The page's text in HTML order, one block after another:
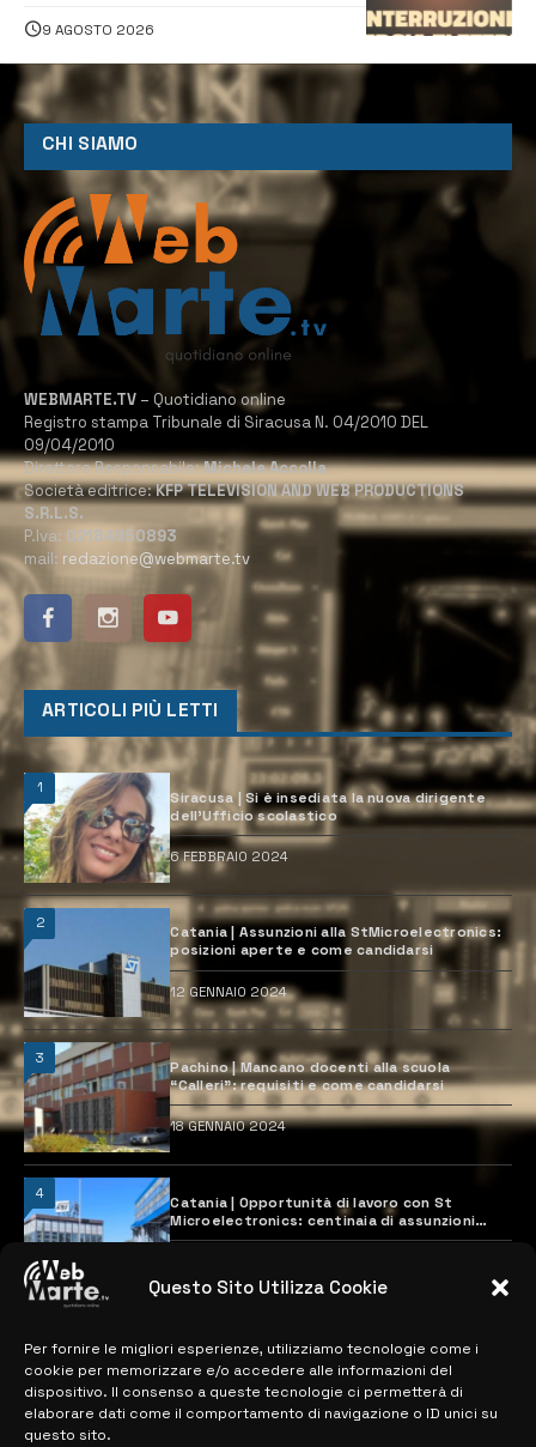
Questo Sito Utilizza Cookie
Per fornire le migliori esperienze, utilizziamo tecnologie come i
cookie per memorizzare e/o accedere alle informazioni del
dispositivo. Il consenso a queste tecnologie ci permetterà di
elaborare dati come il comportamento di navigazione o ID unici su
questo sito.
lavori
9 AGOSTO 2026
CHI SIAMO
WEBMARTE.TV – Quotidiano online
Registro stampa Tribunale di Siracusa N. 04/2010 DEL
09/04/2010
Direttore Responsabile:Michele Accolla
Società editrice:KFP TELEVISION AND WEB PRODUCTIONS
S.R.L.S.
P.Iva: 02184950893
mail: redazione@webmarte.tv
ARTICOLI PIÙ LETTI
1
Siracusa | Si è insediata la nuova dirigente
dell’Ufficio scolastico
6 FEBBRAIO 2024
2
Catania | Assunzioni alla StMicroelectronics:
posizioni aperte e come candidarsi
12 GENNAIO 2024
3
Pachino | Mancano docenti alla scuola
“Calleri”: requisiti e come candidarsi
18 GENNAIO 2024
4
Catania | Opportunità di lavoro con St
Microelectronics: centinaia di assunzioni
previste
MAPPA DEL SITO
> NOTIZIE